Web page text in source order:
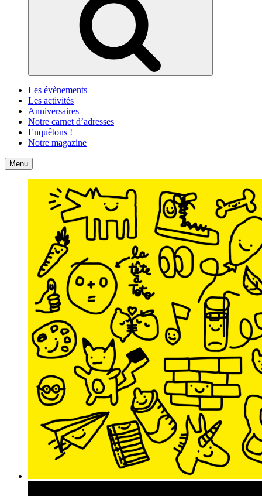
Les évènements
Les activités
Anniversaires
Notre carnet d’adresses
Enquêtons !
Notre magazine
Accueil
Menu Contact